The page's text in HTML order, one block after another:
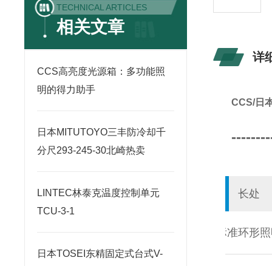
TECHNICAL ARTICLES
相关文章
CCS高亮度光源箱：多功能照
明的得力助手
日本MITUTOYO三丰防冷却千
分尺293-245-30北崎热卖
LINTEC林泰克温度控制单元
TCU-3-1
日本TOSEI东精固定式台式V-
详
CCS/日
长处
标准环形